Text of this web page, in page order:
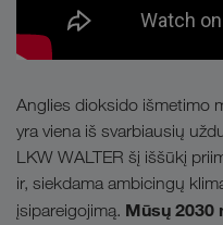
Anglies dioksido išmetimo
yra viena iš svarbiausių
LKW WALTER šį iššūkį
ir, siekdama ambicingų
įsipareigojimą. Mūsų 2030